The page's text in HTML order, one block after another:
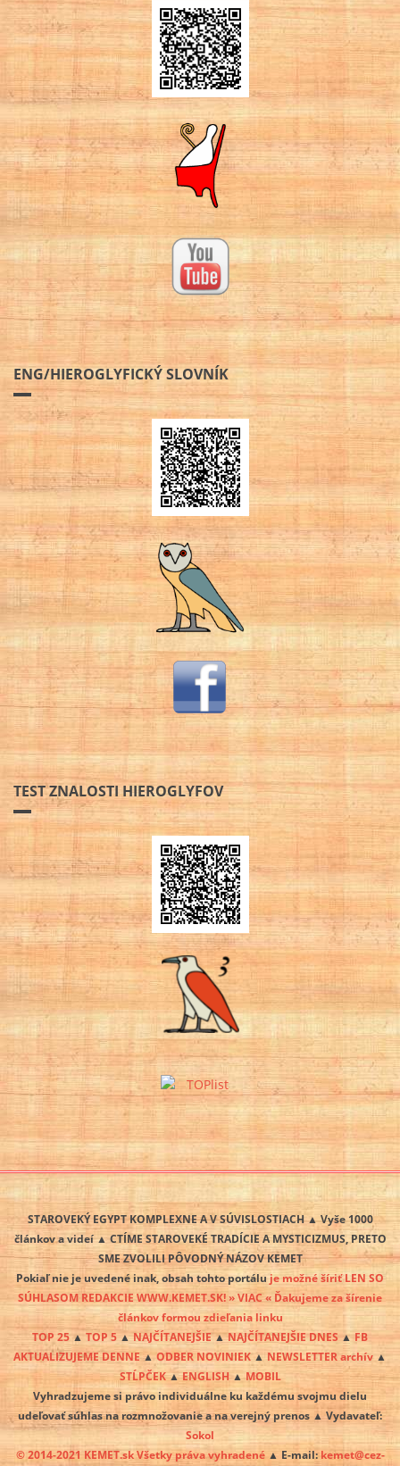
ENG/HIEROGLYFICKÝ SLOVNÍK
TEST ZNALOSTI HIEROGLYFOV
STAROVEKÝ EGYPT KOMPLEXNE A V SÚVISLOSTIACH ▲ Vyše 1000
článkov a videí ▲ CTÍME STAROVEKÉ TRADÍCIE A MYSTICIZMUS, PRETO
SME ZVOLILI PÔVODNÝ NÁZOV KEMET
Pokiaľ nie je uvedené inak, obsah tohto portálu je možné šíriť LEN SO
SÚHLASOM REDAKCIE WWW.KEMET.SK! » VIAC « Ďakujeme za šírenie
článkov formou zdieľania linku
TOP 25 ▲ TOP 5▲NAJČÍTANEJŠIE▲NAJČÍTANEJŠIE DNES ▲FB
AKTUALIZUJEME DENNE▲ODBER NOVINIEK▲ NEWSLETTER archív ▲
STĹPČEK▲ENGLISH▲MOBIL
Vyhradzujeme si právo individuálne ku každému svojmu dielu
udeľovať súhlas na rozmnožovanie a na verejný prenos ▲ Vydavateľ:
Sokol
© 2014-2021 KEMET.sk Všetky práva vyhradené▲ E-mail: kemet@cez-